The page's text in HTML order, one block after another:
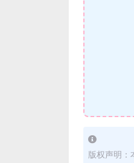
版权声明：